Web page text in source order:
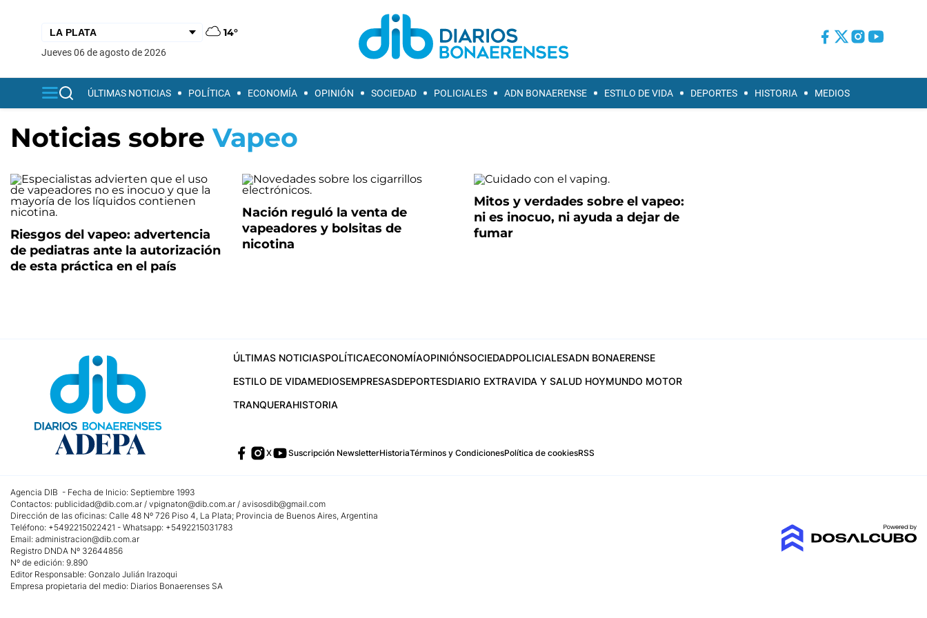
14°
jueves 06 de agosto de 2026
ÚLTIMAS NOTICIAS POLÍTICA ECONOMÍA OPINIÓN SOCIEDAD POLICIALES ADN BONAERENSE ESTILO DE VIDA DEPORTES HISTORIA MEDIOS
Noticias sobreVapeo
Riesgos del vapeo: advertencia
de pediatras ante la autorización
de esta práctica en el país
Nación reguló la venta de
vapeadores y bolsitas de
nicotina
Mitos y verdades sobre el vapeo:
ni es inocuo, ni ayuda a dejar de
fumar
ÚLTIMAS NOTICIASPOLÍTICAECONOMÍAOPINIÓNSOCIEDADPOLICIALESADN BONAERENSE
ESTILO DE VIDAMEDIOSEMPRESASDEPORTESDIARIO EXTRAVIDA Y SALUD HOYMUNDO MOTOR
TRANQUERAHISTORIA
X Suscripción NewsletterHistoriaTérminos y CondicionesPolítica de cookiesRSS
Agencia DIB - Fecha de Inicio: Septiembre 1993
Contactos: publicidad@dib.com.ar / vpignaton@dib.com.ar / avisosdib@gmail.com
Dirección de las oficinas: Calle 48 Nº 726 Piso 4, La Plata; Provincia de Buenos Aires, Argentina
Teléfono: +5492215022421 - Whatsapp: +5492215031783
Email: administracion@dib.com.ar
Registro DNDA Nº 32644856
Nº de edición: 9.890
Editor Responsable: Gonzalo Julián Irazoqui
Empresa propietaria del medio: Diarios Bonaerenses SA